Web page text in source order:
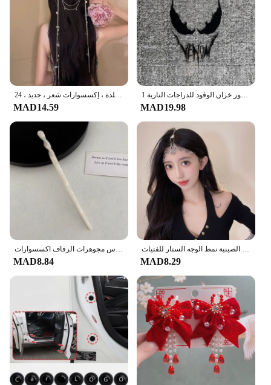
ربطات شعر للنساء من حجر الراين على شكل فراشة ، رباط رأس بسلسلة شرابة طويلة كريستالية ، أغطية رأس لؤلؤ مقلدة ، إكسسوارات شعر ، جديد ، 24
MAD14.59
1 قطعة ملصقات السيارات الرجل الحديدي لنافذة الباب السيارات الجسم الشارات مقاوم للماء السم اكسسوارات الديكور على ديكور خزان الوقود للدراجات النارية
MAD19.98
النمط الصيني الشعر العصي خمر خلات الراتنج عود النساء دبابيس الشعر كليب دبوس أغطية الرأس مجوهرات الزفاف اكسسوارات
MAD8.84
العتيقة الصينية نمط الوجه الستار للفتيات ، Hanfu اكسسوارات للشعر ، شرابة طويلة ، مطرز خطوة هزة آذان ، معلقة عقال الطرف مجوهرات
MAD8.29